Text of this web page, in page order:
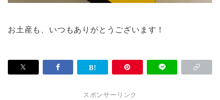
お土産も、いつもありがとうございます！
スポンサーリンク